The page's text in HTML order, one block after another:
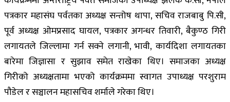
पत्रकार महासंघ पर्वतका अध्यक्ष सन्तोष थापा, सचिव राजबाबु पि.सी,
पूर्व अध्यक्ष ओमप्रसाद घायल, पत्रकार अगन्धर तिवारी, बैकुण्ठ गिरी
लगायतले जिल्लामा गर्न सक्ने लगानी, भावी, कार्यदिशा लगायतका
बारेमा जिज्ञासा र सुझाव समेत राखेका थिए। समाजका अध्यक्ष
गिरीको अध्यक्षतामा भएको कार्यक्रममा स्वागत उपाध्यक्ष परशुराम
पौडेल र सञ्चालन महासचिव शर्माले गरेका थिए।